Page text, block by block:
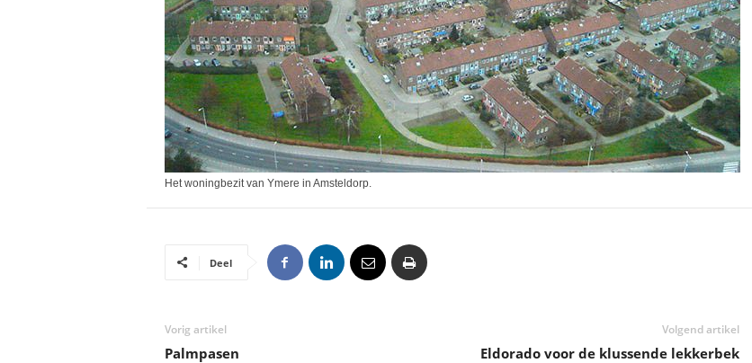
Het woningbezit van Ymere in Amsteldorp.
Deel
Vorig artikel
Palmpasen
Volgend artikel
Eldorado voor de klussende lekkerbek